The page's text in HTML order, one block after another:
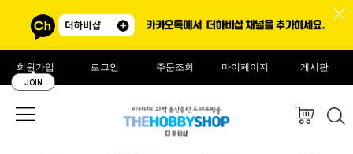
회원가입
JOIN
로그인 주문조회 마이페이지 게시판